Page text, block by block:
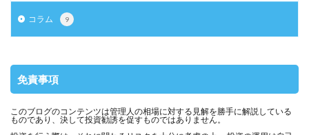
コラム 9
免責事項
このブログのコンテンツは管理人の相場に対する見解を勝手に解説している
ものであり、決して投資勧誘を促すものではありません。